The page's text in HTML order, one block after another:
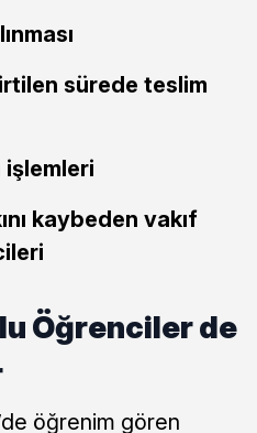
sürede teslim
işlemleri
kaybeden vakıf
Öğrenciler de
öğrenim gören